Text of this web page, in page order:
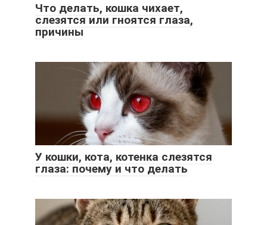
Что делать, кошка чихает,
слезятся или гноятся глаза,
причины
У кошки, кота, котенка слезятся
глаза: почему и что делать